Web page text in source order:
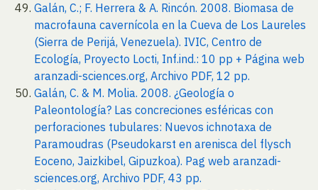
Galán, C.; F. Herrera & A. Rincón. 2008. Biomasa de
macrofauna cavernícola en la Cueva de Los Laureles
(Sierra de Perijá, Venezuela). IVIC, Centro de
Ecología, Proyecto Locti, Inf.ind.: 10 pp + Página web
aranzadi-sciences.org, Archivo PDF, 12 pp.
Galán, C. & M. Molia. 2008. ¿Geología o
Paleontología? Las concreciones esféricas con
perforaciones tubulares: Nuevos ichnotaxa de
Paramoudras (Pseudokarst en arenisca del flysch
Eoceno, Jaizkibel, Gipuzkoa). Pag web aranzadi-
sciences.org, Archivo PDF, 43 pp.